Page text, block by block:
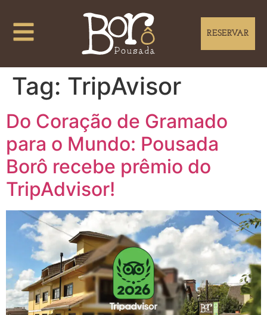
RESERVAR
Tag: TripAvisor
Do Coração de Gramado
para o Mundo: Pousada
Borô recebe prêmio do
TripAdvisor!